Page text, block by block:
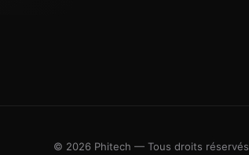
© 2026 Phitech — Tous droits réservés